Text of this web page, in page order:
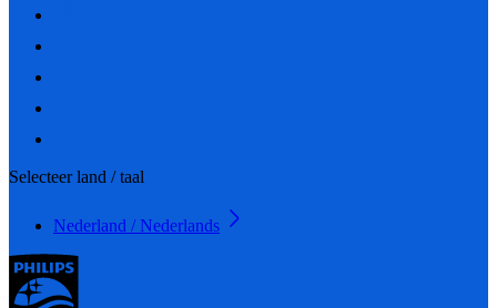
Selecteer land / taal
Nederland / Nederlands